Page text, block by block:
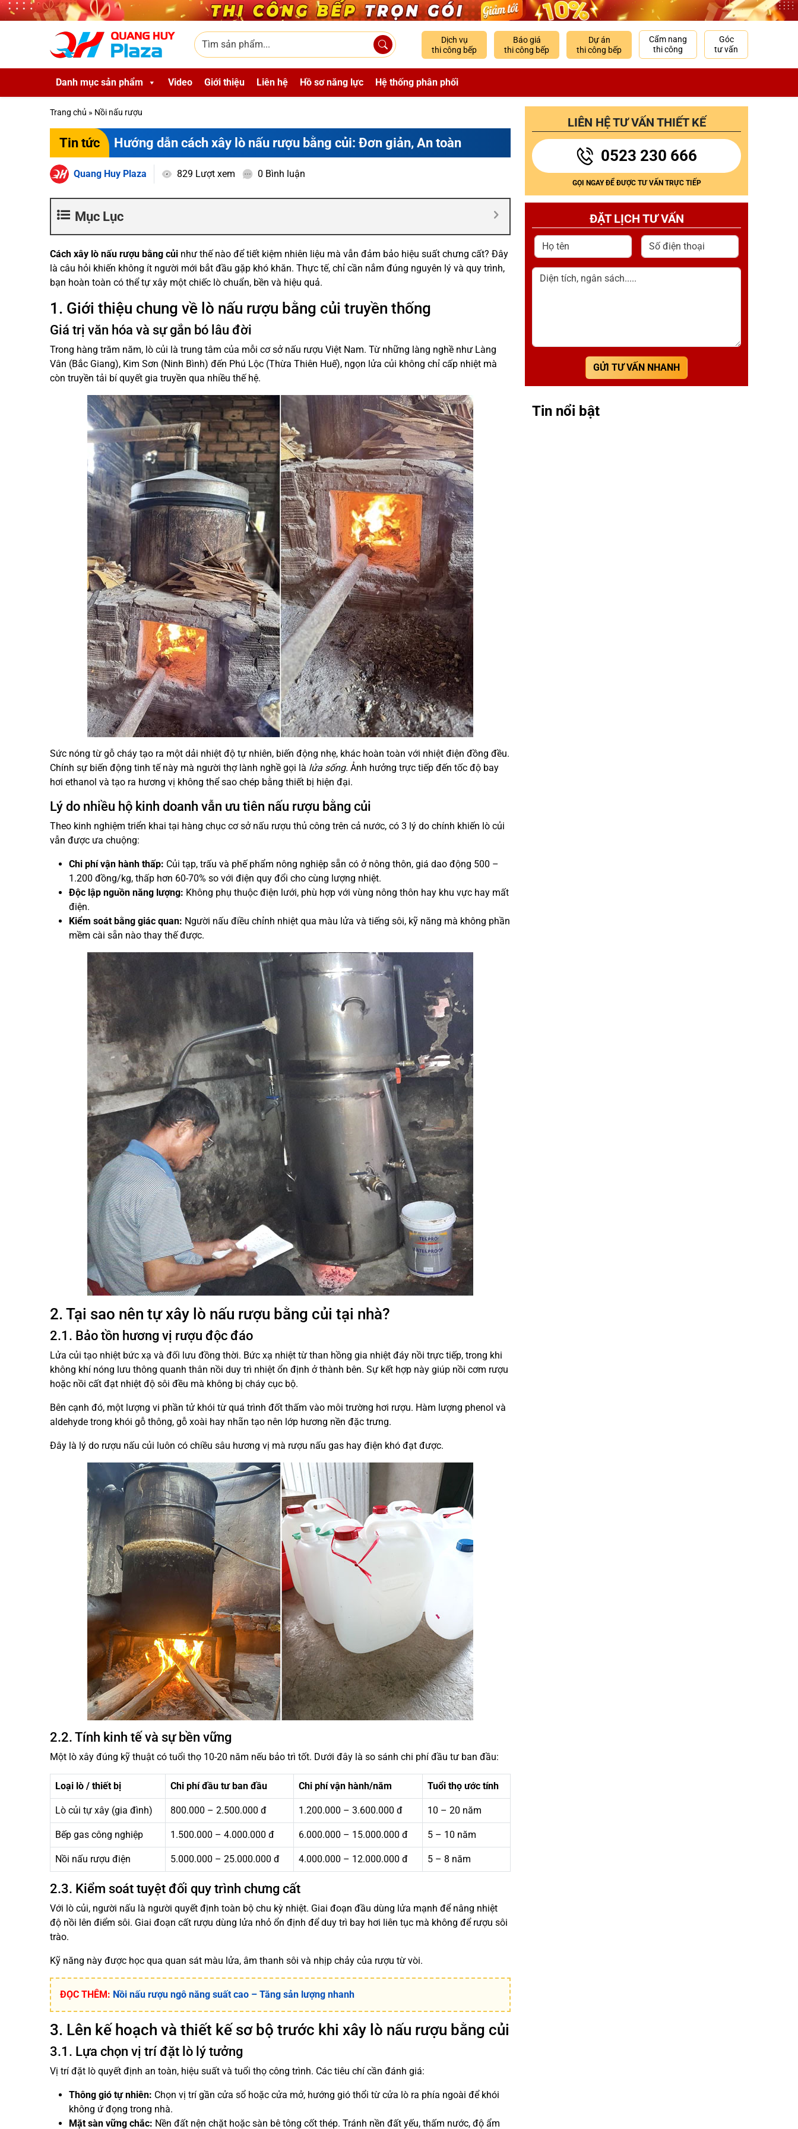
Skip to main content
Tìm sản phẩm
Dịch vụ
thi công bếp
Báo giá
thi công bếp
Dự án
thi công bếp
Cẩm nang
thi công
Góc
tư vấn
Danh mục sản phẩm Video Giới thiệu Liên hệ Hồ sơ năng lực Hệ thống phân phối
Trang chủ » Nồi nấu rượu
Tin tức Hướng dẫn cách xây lò nấu rượu bằng củi: Đơn giản, An toàn
Quang Huy Plaza 829 Lượt xem 0 Bình luận
Mục Lục
Cách xây lò nấu rượu bằng củi như thế nào để tiết kiệm nhiên liệu mà vẫn đảm bảo hiệu suất chưng cất? Đây
là câu hỏi khiến không ít người mới bắt đầu gặp khó khăn. Thực tế, chỉ cần nắm đúng nguyên lý và quy trình,
bạn hoàn toàn có thể tự xây một chiếc lò chuẩn, bền và hiệu quả.
1. Giới thiệu chung về lò nấu rượu bằng củi truyền thống
Giá trị văn hóa và sự gắn bó lâu đời
Trong hàng trăm năm, lò củi là trung tâm của mỗi cơ sở nấu rượu Việt Nam. Từ những làng nghề như Làng
Vân (Bắc Giang), Kim Sơn (Ninh Bình) đến Phú Lộc (Thừa Thiên Huế), ngọn lửa củi không chỉ cấp nhiệt mà
còn truyền tải bí quyết gia truyền qua nhiều thế hệ.
Sức nóng từ gỗ cháy tạo ra một dải nhiệt độ tự nhiên, biến động nhẹ, khác hoàn toàn với nhiệt điện đồng đều.
Chính sự biến động tinh tế này mà người thợ lành nghề gọi là lửa sống. Ảnh hưởng trực tiếp đến tốc độ bay
hơi ethanol và tạo ra hương vị không thể sao chép bằng thiết bị hiện đại.
Lý do nhiều hộ kinh doanh vẫn ưu tiên nấu rượu bằng củi
Theo kinh nghiệm triển khai tại hàng chục cơ sở nấu rượu thủ công trên cả nước, có 3 lý do chính khiến lò củi
vẫn được ưa chuộng:
Chi phí vận hành thấp: Củi tạp, trấu và phế phẩm nông nghiệp sẵn có ở nông thôn, giá dao động 500 –
1.200 đồng/kg, thấp hơn 60-70% so với điện quy đổi cho cùng lượng nhiệt.
Độc lập nguồn năng lượng: Không phụ thuộc điện lưới, phù hợp với vùng nông thôn hay khu vực hay mất
điện.
Kiểm soát bằng giác quan: Người nấu điều chỉnh nhiệt qua màu lửa và tiếng sôi, kỹ năng mà không phần
mềm cài sẵn nào thay thế được.
2. Tại sao nên tự xây lò nấu rượu bằng củi tại nhà?
2.1. Bảo tồn hương vị rượu độc đáo
Lửa củi tạo nhiệt bức xạ và đối lưu đồng thời. Bức xạ nhiệt từ than hồng gia nhiệt đáy nồi trực tiếp, trong khi
không khí nóng lưu thông quanh thân nồi duy trì nhiệt ổn định ở thành bên. Sự kết hợp này giúp nồi cơm rượu
hoặc nồi cất đạt nhiệt độ sôi đều mà không bị cháy cục bộ.
Bên cạnh đó, một lượng vi phần tử khói từ quá trình đốt thấm vào môi trường hơi rượu. Hàm lượng phenol và
aldehyde trong khói gỗ thông, gỗ xoài hay nhãn tạo nên lớp hương nền đặc trưng.
Đây là lý do rượu nấu củi luôn có chiều sâu hương vị mà rượu nấu gas hay điện khó đạt được.
2.2. Tính kinh tế và sự bền vững
Một lò xây đúng kỹ thuật có tuổi thọ 10-20 năm nếu bảo trì tốt. Dưới đây là so sánh chi phí đầu tư ban đầu:
Loại lò / thiết bị Chi phí đầu tư ban đầu Chi phí vận hành/năm Tuổi thọ ước tính
Lò củi tự xây (gia đình) 800.000 – 2.500.000 đ 1.200.000 – 3.600.000 đ 10 – 20 năm
Bếp gas công nghiệp 1.500.000 – 4.000.000 đ 6.000.000 – 15.000.000 đ 5 – 10 năm
Nồi nấu rượu điện 5.000.000 – 25.000.000 đ 4.000.000 – 12.000.000 đ 5 – 8 năm
2.3. Kiểm soát tuyệt đối quy trình chưng cất
Với lò củi, người nấu là người quyết định toàn bộ chu kỳ nhiệt. Giai đoạn đầu dùng lửa mạnh để nâng nhiệt
độ nồi lên điểm sôi. Giai đoạn cất rượu dùng lửa nhỏ ổn định để duy trì bay hơi liên tục mà không để rượu sôi
trào.
Kỹ năng này được học qua quan sát màu lửa, âm thanh sôi và nhịp chảy của rượu từ vòi.
ĐỌC THÊM: Nồi nấu rượu ngô năng suất cao – Tăng sản lượng nhanh
3. Lên kế hoạch và thiết kế sơ bộ trước khi xây lò nấu rượu bằng củi
3.1. Lựa chọn vị trí đặt lò lý tưởng
Vị trí đặt lò quyết định an toàn, hiệu suất và tuổi thọ công trình. Các tiêu chí cần đánh giá:
Thông gió tự nhiên: Chọn vị trí gần cửa sổ hoặc cửa mở, hướng gió thổi từ cửa lò ra phía ngoài để khói
không ứ đọng trong nhà.
Mặt sàn vững chắc: Nền đất nện chặt hoặc sàn bê tông cốt thép. Tránh nền đất yếu, thấm nước, độ ẩm
LIÊN HỆ TƯ VẤN THIẾT KẾ
0523 230 666
GỌI NGAY ĐỂ ĐƯỢC TƯ VẤN TRỰC TIẾP
ĐẶT LỊCH TƯ VẤN
Họ tên Số điện thoại
Diện tích, ngân sách.....
GỬI TƯ VẤN NHANH
Tin nổi bật